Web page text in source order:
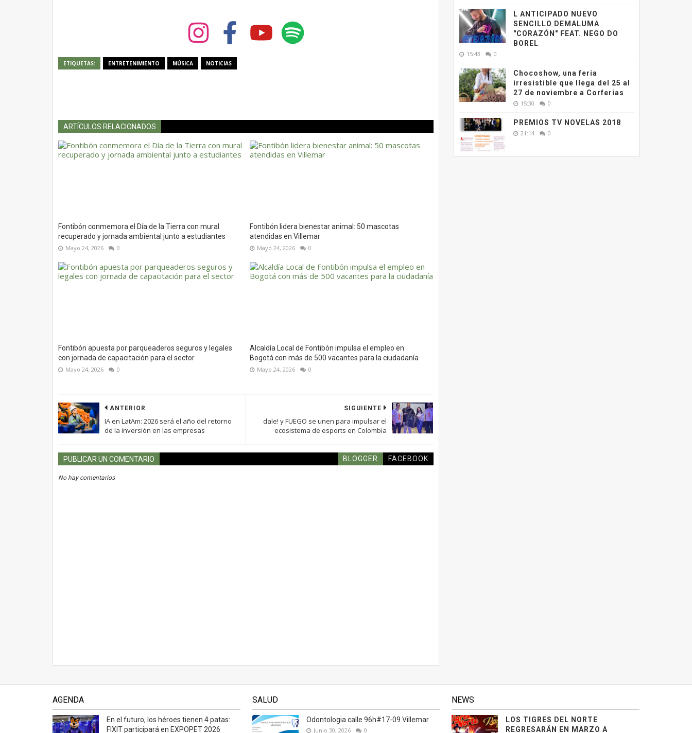
ETIQUETAS: ENTRETENIMIENTO MÚSICA NOTICIAS
ARTÍCULOS RELACIONADOS
Fontibón conmemora el Día de la Tierra con mural
recuperado y jornada ambiental junto a estudiantes
Mayo 24, 2026 0
Fontibón lidera bienestar animal: 50 mascotas
atendidas en Villemar
Mayo 24, 2026 0
Fontibón apuesta por parqueaderos seguros y legales
con jornada de capacitación para el sector
Mayo 24, 2026 0
Alcaldía Local de Fontibón impulsa el empleo en
Bogotá con más de 500 vacantes para la ciudadanía
Mayo 24, 2026 0
SIGUIENTE
dale! y FUEGO se unen para impulsar el
ecosistema de esports en Colombia
ANTERIOR
IA en LatAm: 2026 será el año del retorno
de la inversión en las empresas
PUBLICAR UN COMENTARIO BLOGGER FACEBOOK
No hay comentarios
L ANTICIPADO NUEVO
SENCILLO DEMALUMA
"CORAZÓN" FEAT. NEGO DO
BOREL
15:43 0
Chocoshow, una feria
irresistible que llega del 25 al
27 de noviembre a Corferias
15:30 0
PREMIOS TV NOVELAS 2018
21:14 0
AGENDA
En el futuro, los héroes tienen 4 patas:
FIXIT participará en EXPOPET 2026
SALUD
Odontologia calle 96h#17-09 Villemar
Junio 30, 2026 0
NEWS
LOS TIGRES DEL NORTE
REGRESARÁN EN MARZO A